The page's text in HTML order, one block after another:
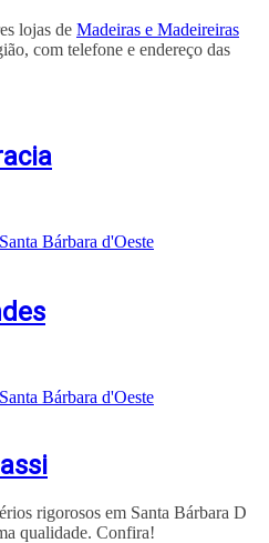
lojas de Madeiras e Madeireiras
com telefone e endereço das
Bárbara d'Oeste
Bárbara d'Oeste
rigorosos em Santa Bárbara D
qualidade. Confira!